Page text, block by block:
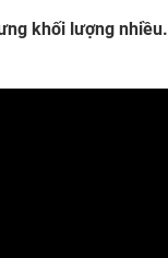
khối lượng nhiều.